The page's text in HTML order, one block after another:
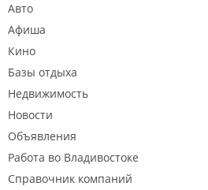
Авто
Афиша
Кино
Базы отдыха
Недвижимость
Новости
Объявления
Работа во Владивостоке
Справочник компаний